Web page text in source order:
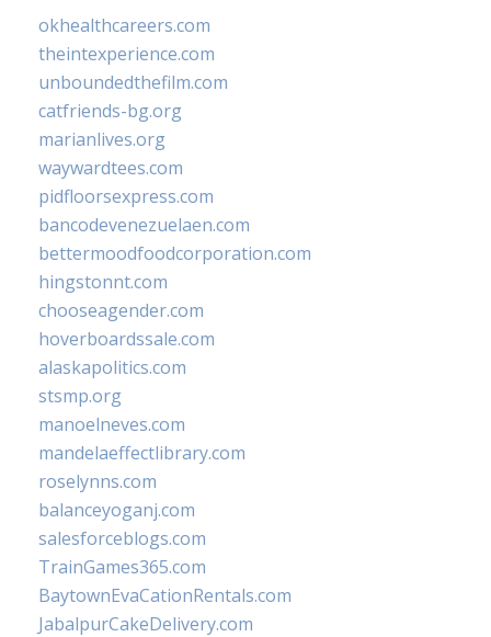
okhealthcareers.com
theintexperience.com
unboundedthefilm.com
catfriends-bg.org
marianlives.org
waywardtees.com
pidfloorsexpress.com
bancodevenezuelaen.com
bettermoodfoodcorporation.com
hingstonnt.com
chooseagender.com
hoverboardssale.com
alaskapolitics.com
stsmp.org
manoelneves.com
mandelaeffectlibrary.com
roselynns.com
balanceyoganj.com
salesforceblogs.com
TrainGames365.com
BaytownEvaCationRentals.com
JabalpurCakeDelivery.com